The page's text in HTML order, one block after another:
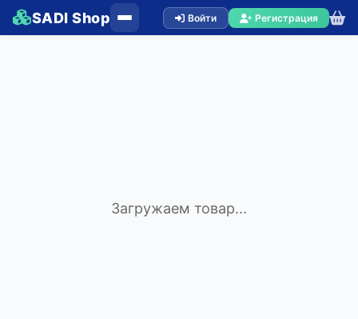
SADI Shop Войти Регистрация
Загружаем товар...